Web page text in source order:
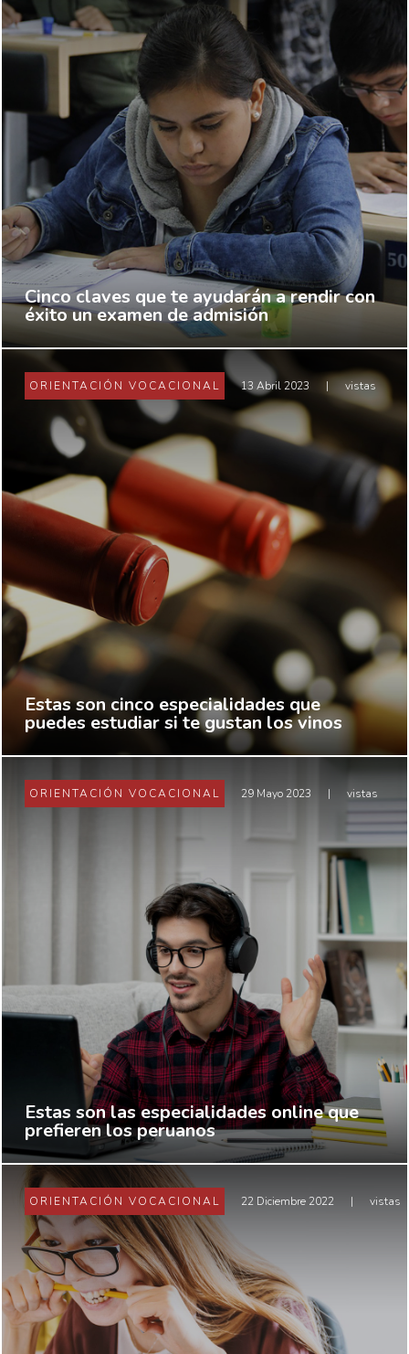
Cinco claves que te ayudarán a rendir con
éxito un examen de admisión
ORIENTACIÓN VOCACIONAL 13 Abril 2023 | vistas
Estas son cinco especialidades que
puedes estudiar si te gustan los vinos
ORIENTACIÓN VOCACIONAL 29 Mayo 2023 | vistas
Estas son las especialidades online que
prefieren los peruanos
ORIENTACIÓN VOCACIONAL 22 Diciembre 2022 | vistas